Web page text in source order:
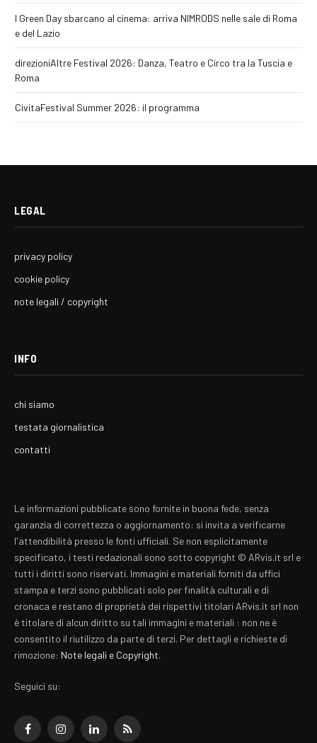
I Green Day sbarcano al cinema: arriva NIMRODS nelle sale di Roma
e del Lazio
direzioniAltre Festival 2026: Danza, Teatro e Circo tra la Tuscia e
Roma
CivitaFestival Summer 2026: il programma
LEGAL
privacy policy
cookie policy
note legali / copyright
INFO
chi siamo
testata giornalistica
contatti
Le informazioni pubblicate sono fornite in buona fede, senza
garanzia di correttezza o aggiornamento: si invita a verificarne
l'attendibilità presso le fonti ufficiali. Se non esplicitamente
specificato, i testi redazionali sono sotto copyright © ARvis.it srl e
tutti i diritti sono riservati. Immagini e materiali forniti da uffici
stampa e terzi sono pubblicati solo per finalità culturali e di
cronaca e restano di proprietà dei rispettivi titolari ARvis.it srl non
è titolare di alcun diritto su tali immagini e materiali : non ne è
consentito il riutilizzo da parte di terzi. Per dettagli e richieste di
rimozione: Note legali e Copyright.
Seguici su:
FacebookInstagramLinkedInRSS